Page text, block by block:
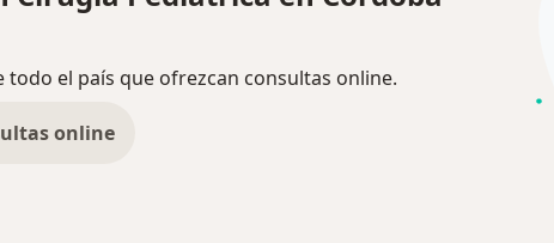
todo el país que ofrezcan consultas online.
online